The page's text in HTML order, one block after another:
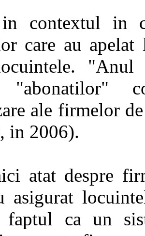
contextul in
care au
"abonatilor"
ale firmelor
in 2006).
atat despre
asigurat
faptul ca un